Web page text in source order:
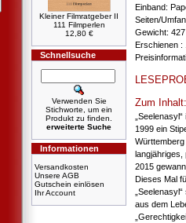
Kleiner Filmratgeber II
111 Filmperlen
12,80 €
Schnellsuche
Verwenden Sie
Stichworte, um ein
Produkt zu finden.
erweiterte Suche
Informationen
Versandkosten
Unsere AGB
Gutschein einlösen
Ihr Account
Einband:
Seiten/
Gewicht:
Erschienen :
Zum Inhalt:
1999 ein
2015
Dieses Mal
aus dem